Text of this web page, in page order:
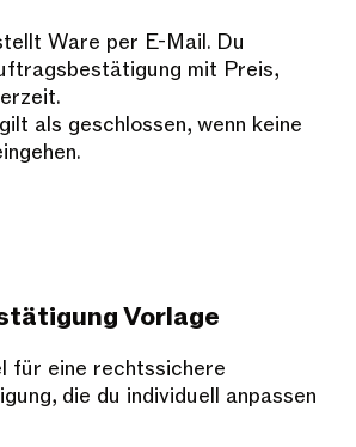
Ware per E-Mail. Du
mit Preis,
als geschlossen, wenn keine
Vorlage
für eine rechtssichere
die du individuell anpassen